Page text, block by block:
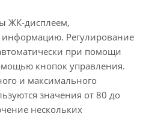
ЖК-дисплеем,
Регулирование
при помощи
кнопок управления.
и максимального
значения от 80 до
нескольких